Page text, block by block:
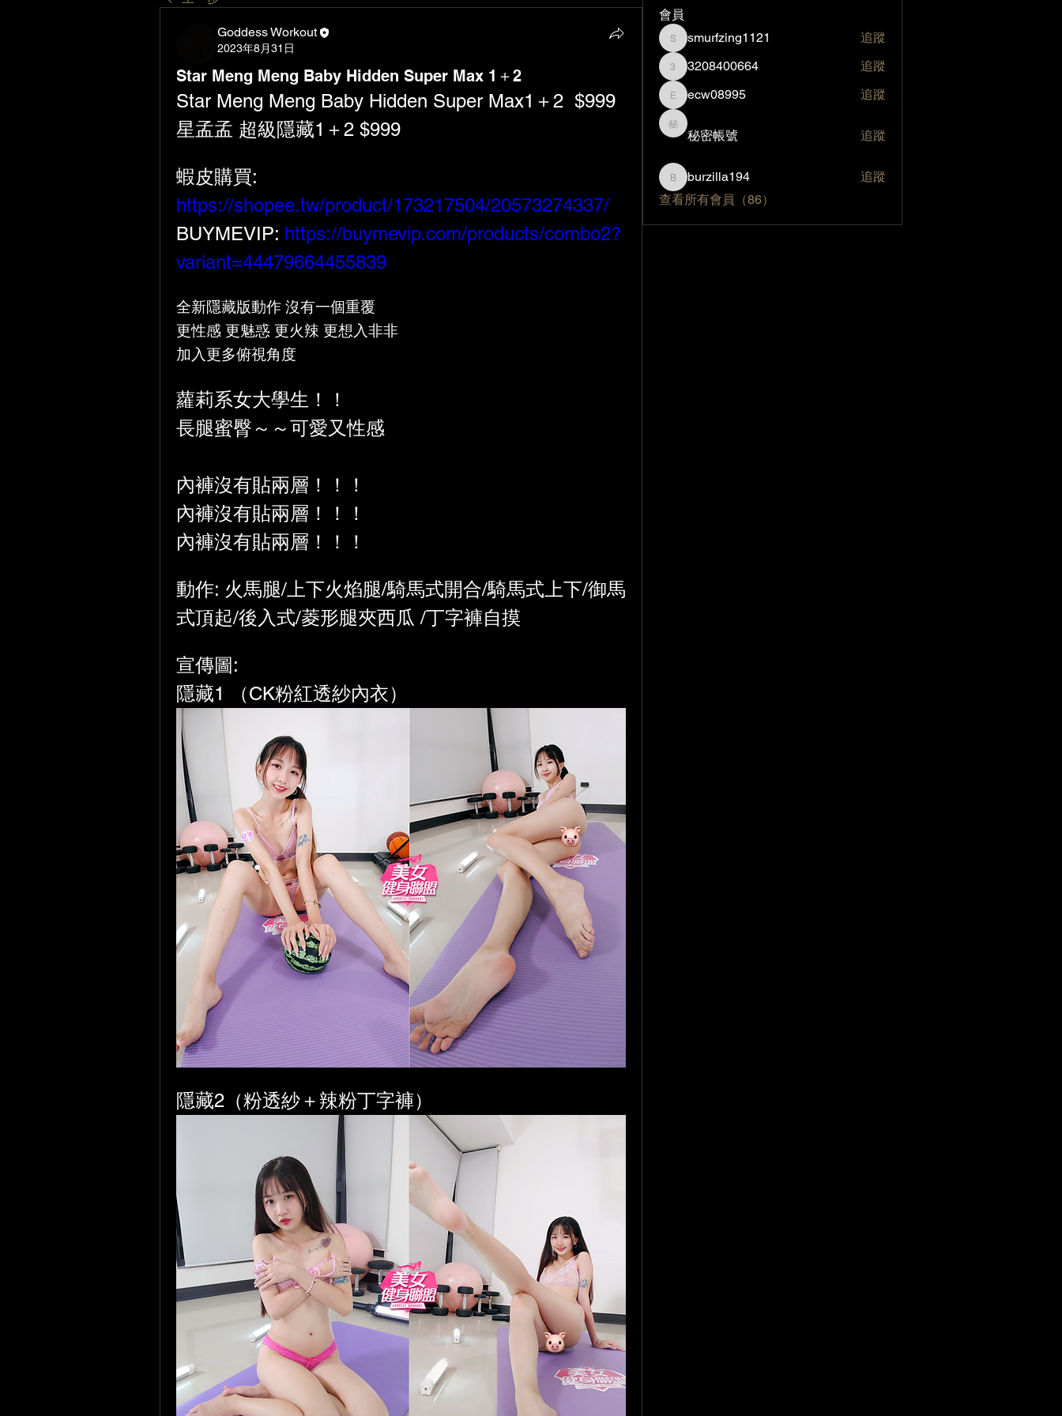
Goddess Workout
2023年8月31日
Star Meng Meng Baby Hidden Super Max 1＋2
Star Meng Meng Baby Hidden Super Max1＋2  $999
星孟孟 超級隱藏1＋2 $999
https://shopee.tw/product/173217504/20573274337/
BUYMEVIP: https://buymevip.com/products/combo2?
variant=44479664455839
全新隱藏版動作 沒有一個重覆
更性感 更魅惑 更火辣 更想入非非
加入更多俯視角度
蘿莉系女大學生！！
長腿蜜臀～～可愛又性感
內褲沒有貼兩層！！！
內褲沒有貼兩層！！！
內褲沒有貼兩層！！！
動作: 火馬腿/上下火焰腿/騎馬式開合/騎馬式上下/御馬
式頂起/後入式/菱形腿夾西瓜 /丁字褲自摸
宣傳圖:
隱藏1 （CK粉紅透紗內衣）
隱藏2（粉透紗＋辣粉丁字褲）
會員
smurfzing1121
smurfzing1121 追蹤
3208400664
3208400664 追蹤
ecw08995
ecw08995 追蹤
秘密帳號
秘密帳號 追蹤
burzilla194
burzilla194
追蹤
查看所有會員（86）